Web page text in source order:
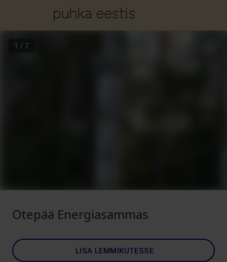
1 / 7
Otepää Energiasammas
LISA LEMMIKUTESSE